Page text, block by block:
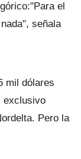
el
señala
mil dólares
exclusivo
Pero la